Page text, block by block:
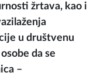
žrtava, kao i
u društvenu
da se
–